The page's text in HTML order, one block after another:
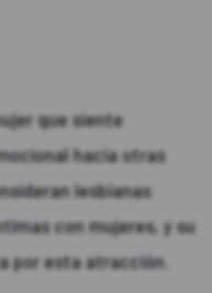
que siente
hacia otras
lesbianas
con mujeres, y su
por esta atracción.